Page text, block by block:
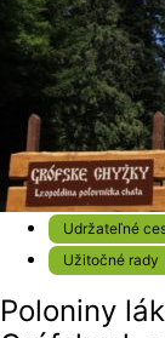
Udržateľné
Užitočné rady
Poloniny